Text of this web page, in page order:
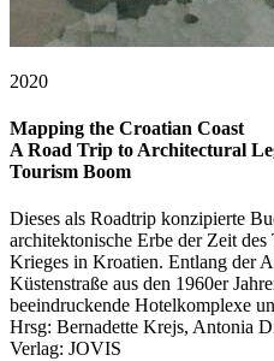
2020
Mapping the Croatian Coast
A Road Trip to Architectural
Tourism Boom
Dieses als Roadtrip konzipierte
architektonische Erbe der Zeit
Krieges in Kroatien. Entlang der
Küstenstraße aus den 1960er
beeindruckende Hotelkomplexe
Hrsg: Bernadette Krejs, Antonia
Verlag: JOVIS